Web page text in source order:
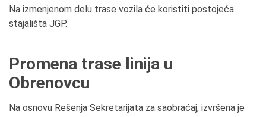
Na izmenjenom delu trase vozila će koristiti postojeća
stajališta JGP.
Promena trase linija u
Obrenovcu
Na osnovu Rešenja Sekretarijata za saobraćaj, izvršena je